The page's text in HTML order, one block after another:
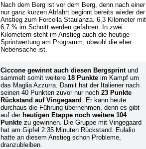
Nach dem Berg ist vor dem Berg, denn nach einer
nur ganz kurzen Abfahrt beginnt bereits wieder der
Anstieg zum Forcella Staulanza. 6,3 Kilometer mit
6,7 % im Schnitt werden gefahren. In zwei
Kilometern steht im Anstieg auch die heutige
Sprintwertung am Programm, obwohl die eher
Nebensache ist.
Ciccone gewinnt auch diesen Bergsprint und
sammelt somit weitere 18 Punkte im Kampf um
das Maglia Azzurra. Damit hat der Italiener nach
seinen 40 Punkten zuvor nur noch 23 Punkte
Rückstand auf Vingegaard . Er kann heute
durchaus die Führung übernehmen, denn es gibt
auf der heutigen Etappe noch weitere 104
Punkte zu gewinnen. Die Gruppe mit Vingegaard
hat am Gipfel 2:35 Minuten Rückstand. Eulalio
hatte an diesem Anstieg schon Probleme,
dranzubleiben.